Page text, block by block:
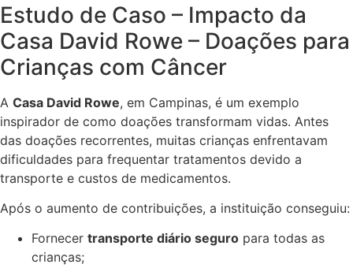
Estudo de Caso – Impacto da
Casa David Rowe – Doações para
Crianças com Câncer
A Casa David Rowe, em Campinas, é um exemplo
inspirador de como doações transformam vidas. Antes
das doações recorrentes, muitas crianças enfrentavam
dificuldades para frequentar tratamentos devido a
transporte e custos de medicamentos.
Após o aumento de contribuições, a instituição conseguiu:
Fornecer transporte diário seguro para todas as
crianças;